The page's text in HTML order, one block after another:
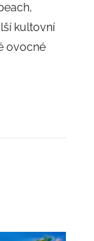
kultovní
ovocné